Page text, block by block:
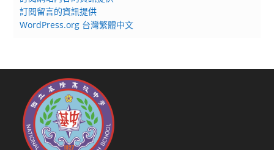
訂閱留言的資訊提供
WordPress.org 台灣繁體中文